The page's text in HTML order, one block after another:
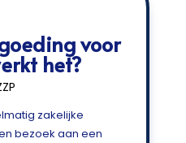
voor
het?
zakelijke
bezoek aan een